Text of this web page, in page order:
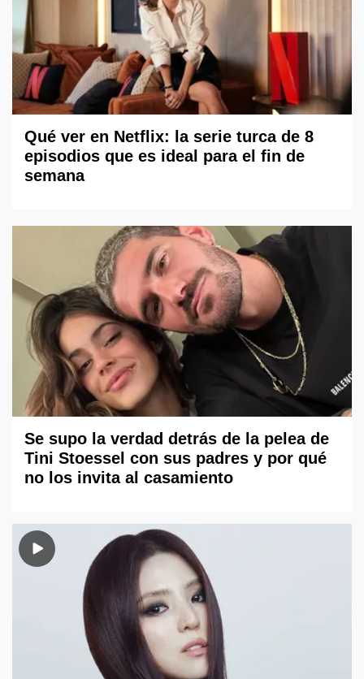
Qué ver en Netflix: la serie turca de 8
episodios que es ideal para el fin de
semana
Se supo la verdad detrás de la pelea de
Tini Stoessel con sus padres y por qué
no los invita al casamiento